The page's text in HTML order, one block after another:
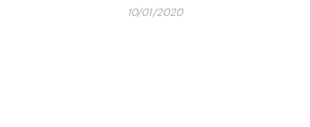
10/01/2020